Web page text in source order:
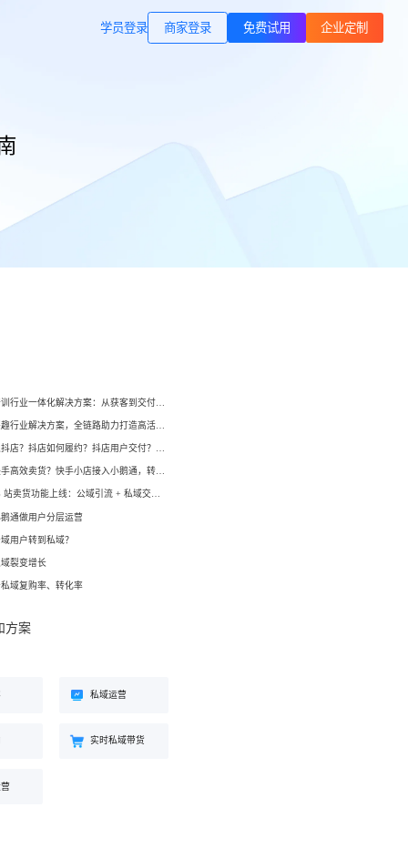
交付履约
企业公转私、培训履约、私域销
决 企业微信私域流量运营、用户管理
全
海外版 eLink
适配出海场景的全新产品，实现海
外经营闭环
案 打通B站等公域，获客、转化、交付
一站式解决方案
一
等
高效变现
解
餐饮行业
加盟培育、连锁门店管理、企业商
交
公司简介 学员登录 商家登录
小鹅通 B 站卖货功能上线：公域引流 + 私域交付闭环，助力商家高效变现！
通做用户分层运营
用户转到私域？
裂变增长
域复购率、转化率
方案
私域运营
实时私域带货